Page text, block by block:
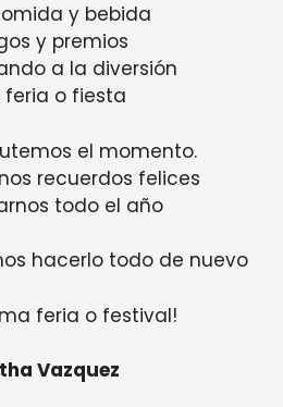
y bebida
y premios
a la diversión
feria o fiesta
el momento.
recuerdos felices
todo el año
hacerlo todo de nuevo
feria o festival!
Vazquez